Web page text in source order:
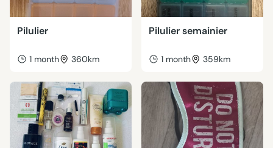
Pilulier
1 month 360km
Pilulier semainier
1 month 359km